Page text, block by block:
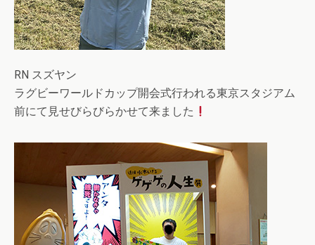
RN スズヤン
ラグビーワールドカップ開会式行われる東京スタジアム
前にて見せびらびらかせて来ました